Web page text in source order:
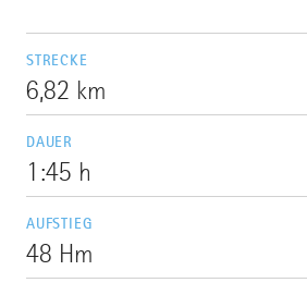
STRECKE
6,82 km
DAUER
1:45 h
AUFSTIEG
48 Hm